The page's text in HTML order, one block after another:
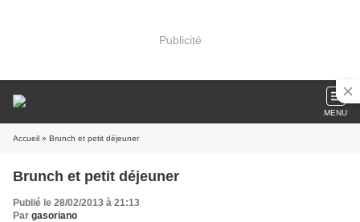
Publicité
MENU
Accueil » Brunch et petit déjeuner
Brunch et petit déjeuner
Publié le 28/02/2013 à 21:13
Par gasoriano